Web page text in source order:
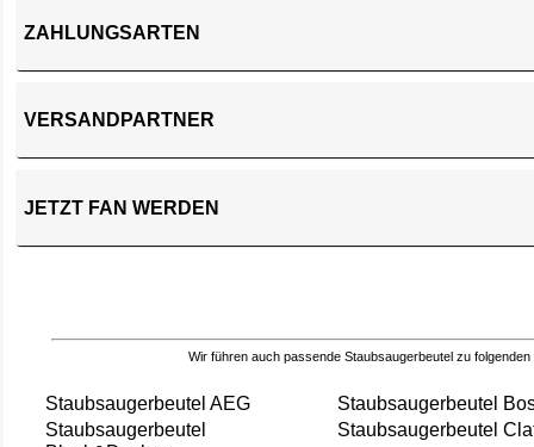
ZAHLUNGSARTEN
VERSANDPARTNER
JETZT FAN WERDEN
Wir führen auch passende Staubsaugerbeutel zu folgenden
Staubsaugerbeutel AEG
Staubsaugerbeutel
Staubsaugerbeutel
Staubsaugerbeutel